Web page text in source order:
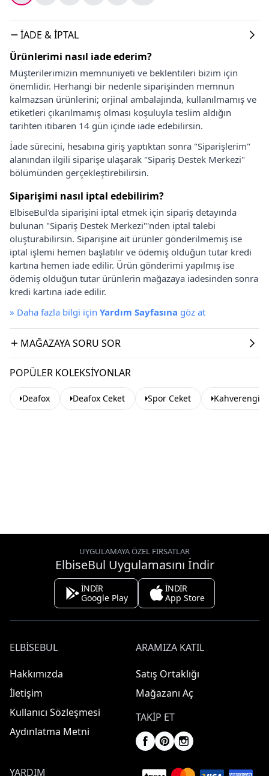
İADE & İPTAL
Ürünlerimi nasıl iade ederim?
Müşterilerimizin memnuniyeti ve beklentileri bizim için
önemlidir. Herhangi bir nedenle siparişinden memnun
kalmazsan ürünlerini; orjinal ambalajında, kullanılmamış ve
etiketleri çıkarılmamış olması koşuluyla teslim aldığın
tarihten itibaren 14 gün içinde iade edebilirsin.
İade sürecini, hesabına giriş yaptıktan sonra "Siparişlerim"
alanından ilgili siparişe ulaşarak "Sipariş Destek Merkezi"
bölümünden gerçekleştirebilirsin.
Siparişimi nasıl iptal edebilirim?
ElbiseBul'da siparişini iptal etmek için sipariş detayında
bulunan "Sipariş Destek Merkezi"'nden iptal talebi
oluşturabilirsin. Siparişine ait ürünler gönderilmemiş ise
iptal işlemi hemen başlatılır ve ödemiş olduğun tutar kredi
kartına hemen iade edilir. Ürün gönderimi yapılmış ise
ödemiş olduğun tutar ürünlerin mağazaya iadesinden sonra
kredi kartına iade edilir.
» Daha fazla bilgi için Yardım Sayfasına göz at
MAĞAZAYA SORU SOR
POPÜLER KOLEKSIYONLAR
Deafox Deafox Ceket Spor Ceket Kahverengi
UYGULAMAYA ÖZEL FIRSATLAR
ElbiseBul Uygulamasını İndir
İNDİR
Google Play
İNDİR
App Store
ELBISEBUL
Hakkımızda
İletişim
Kullanıcı Sözleşmesi
Aydınlatma Metni
ARAMIZA KATIL
Satış Ortaklığı
Mağazanı Aç
TAKIP ET
YARDIM